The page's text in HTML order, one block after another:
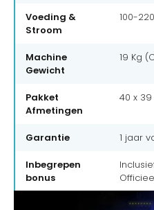
Voeding &
Stroom
100-
Machine
Gewicht
19 Kg
Pakket
Afmetingen
40 x
Garantie 1 jaar
Inbegrepen
bonus